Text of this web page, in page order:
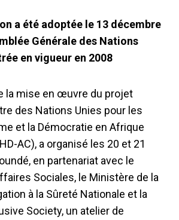
a été adoptée le 13 décembre
Générale des Nations
en vigueur en 2008
la mise en œuvre du projet
des Nations Unies pour les
et la Démocratie en Afrique
AC), a organisé les 20 et 21
en partenariat avec le
Sociales, le Ministère de la
à la Sûreté Nationale et la
Society, un atelier de